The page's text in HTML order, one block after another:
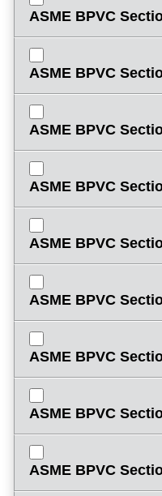
ASME BPVC
ASME BPVC
ASME BPVC
ASME BPVC
ASME BPVC
ASME BPVC
ASME BPVC
ASME BPVC
ASME BPVC